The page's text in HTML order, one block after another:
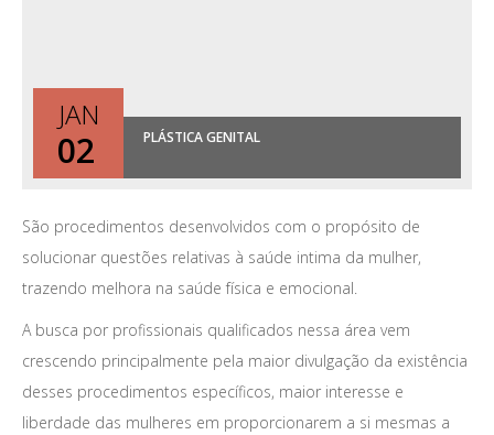
JAN
02 PLÁSTICA GENITAL
São procedimentos desenvolvidos com o propósito de
solucionar questões relativas à saúde intima da mulher,
trazendo melhora na saúde física e emocional.
A busca por profissionais qualificados nessa área vem
crescendo principalmente pela maior divulgação da existência
desses procedimentos específicos, maior interesse e
liberdade das mulheres em proporcionarem a si mesmas a